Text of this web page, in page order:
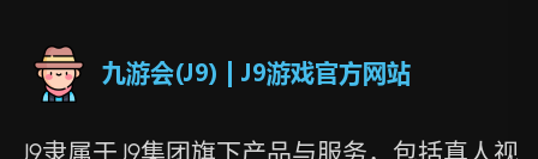
J9隶属于J9集团旗下产品与服务，包括真人视